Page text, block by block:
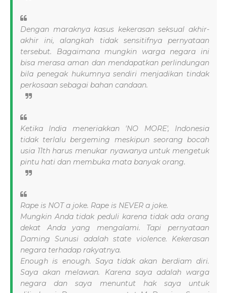
Dengan maraknya kasus kekerasan seksual akhir-
akhir ini, alangkah tidak sensitifnya pernyataan
tersebut. Bagaimana mungkin warga negara ini
bisa merasa aman dan mendapatkan perlindungan
bila penegak hukumnya sendiri menjadikan tindak
perkosaan sebagai bahan candaan.
Ketika India meneriakkan 'NO MORE', Indonesia
tidak terlalu bergeming meskipun seorang bocah
usia 11th harus menukar nyawanya untuk mengetuk
pintu hati dan membuka mata banyak orang.
Rape is NOT a joke. Rape is NEVER a joke.
Mungkin Anda tidak peduli karena tidak ada orang
dekat Anda yang mengalami. Tapi pernyataan
Daming Sunusi adalah state violence. Kekerasan
negara terhadap rakyatnya.
Enough is enough. Saya tidak akan berdiam diri.
Saya akan melawan. Karena saya adalah warga
negara dan saya menuntut hak saya untuk